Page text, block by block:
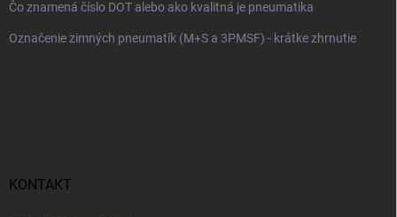
Čo znamená číslo DOT alebo ako kvalitná je pneumatika
Označenie zimných pneumatík (M+S a 3PMSF) - krátke zhrnutie
KONTAKT